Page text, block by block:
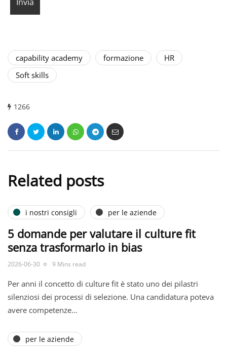
capability academy formazione
HR
Soft skills
1266
Related posts
i nostri consigli per le aziende
5 domande per valutare il culture fit
senza trasformarlo in bias
2026-06-30 9 Mins read
Per anni il concetto di culture fit è stato uno dei pilastri
silenziosi dei processi di selezione. Una candidatura poteva
avere competenze…
per le aziende